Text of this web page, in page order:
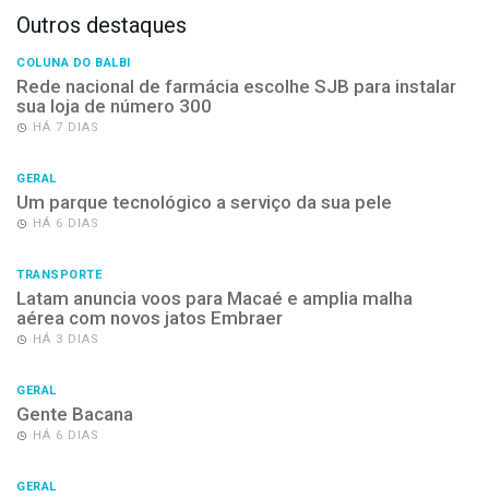
Outros destaques
COLUNA DO BALBI
Rede nacional de farmácia escolhe SJB para instalar
sua loja de número 300
HÁ 7 DIAS
GERAL
Um parque tecnológico a serviço da sua pele
HÁ 6 DIAS
TRANSPORTE
Latam anuncia voos para Macaé e amplia malha
aérea com novos jatos Embraer
HÁ 3 DIAS
GERAL
Gente Bacana
HÁ 6 DIAS
GERAL